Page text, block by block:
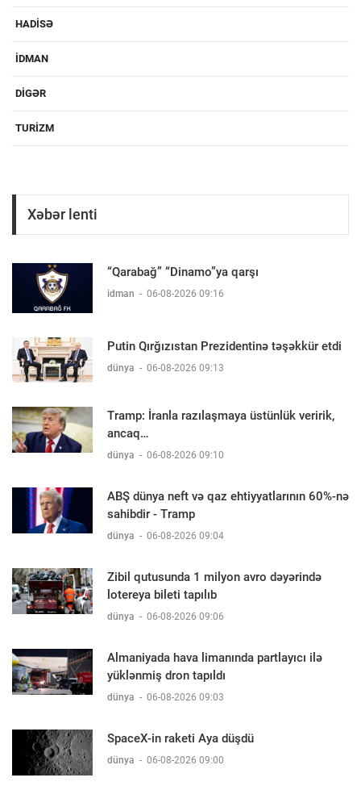
HADISƏ
IDMAN
DIGƏR
TURIZM
Xəbər lenti
“Qarabağ” “Dinamo”ya qarşı
idman - 06-08-2026 09:16
Putin Qırğızıstan Prezidentinə təşəkkür etdi
dünya - 06-08-2026 09:13
Tramp: İranla razılaşmaya üstünlük veririk,
ancaq…
dünya - 06-08-2026 09:10
ABŞ dünya neft və qaz ehtiyyatlarının 60%-nə
sahibdir - Tramp
dünya - 06-08-2026 09:04
Zibil qutusunda 1 milyon avro dəyərində
lotereya bileti tapılıb
dünya - 06-08-2026 09:06
Almaniyada hava limanında partlayıcı ilə
yüklənmiş dron tapıldı
dünya - 06-08-2026 09:03
SpaceX-in raketi Aya düşdü
dünya - 06-08-2026 09:00